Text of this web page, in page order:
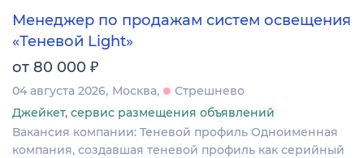
Менеджер по продажам систем освещения
«Теневой Light»
от 80 000 ₽
04 августа 2026 Москва
Стрешнево
Джейкет, сервис размещения объявлений
Вакансия компании: Теневой профиль Одноименная
компания, создавшая теневой профиль как серийный